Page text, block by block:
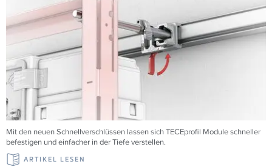
Mit den neuen Schnellverschlüssen lassen sich TECEprofil Module schneller
befestigen und einfacher in der Tiefe verstellen.
ARTIKEL LESEN